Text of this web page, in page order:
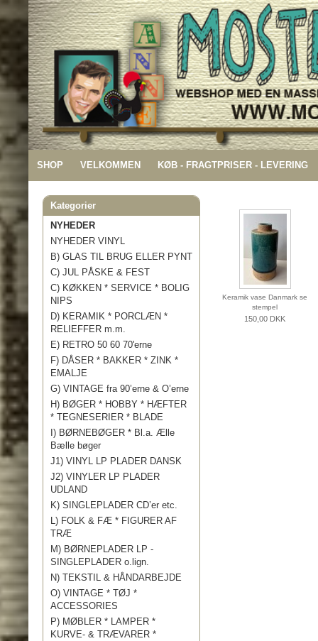
SHOP VELKOMMEN KØB - FRAGTPRISER - LEVERING
Kategorier
NYHEDER
NYHEDER VINYL
B) GLAS TIL BRUG ELLER PYNT
C) JUL PÅSKE & FEST
C) KØKKEN * SERVICE * BOLIG
NIPS
D) KERAMIK * PORCLÆN *
RELIEFFER m.m.
E) RETRO 50 60 70'erne
F) DÅSER * BAKKER * ZINK *
EMALJE
G) VINTAGE fra 90’erne & O’erne
H) BØGER * HOBBY * HÆFTER
* TEGNESERIER * BLADE
I) BØRNEBØGER * Bl.a. Ælle
Bælle bøger
J1) VINYL LP PLADER DANSK
J2) VINYLER LP PLADER
UDLAND
K) SINGLEPLADER CD’er etc.
L) FOLK & FÆ * FIGURER AF
TRÆ
M) BØRNEPLADER LP -
SINGLEPLADER o.lign.
N) TEKSTIL & HÅNDARBEJDE
O) VINTAGE * TØJ *
ACCESSORIES
P) MØBLER * LAMPER *
KURVE- & TRÆVARER *
Keramik vase Danmark se
stempel
150,00 DKK